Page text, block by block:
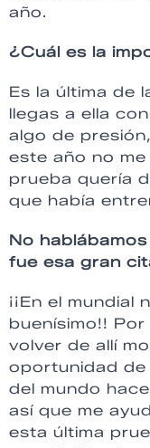
año.
¿Cuál es la
Es la última de
llegas a ella
algo de
este año no
prueba quería
que había
No
fue esa gran
¡¡En el
buenísimo!!
volver de allí
oportunidad
del mundo
así que me
esta última